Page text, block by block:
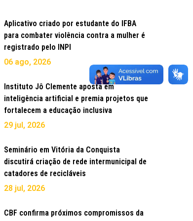
Aplicativo criado por estudante do IFBA
para combater violência contra a mulher é
registrado pelo INPI
06 ago, 2026
Instituto Jô Clemente aposta em
inteligência artificial e premia projetos que
fortalecem a educação inclusiva
29 jul, 2026
Seminário em Vitória da Conquista
discutirá criação de rede intermunicipal de
catadores de recicláveis
28 jul, 2026
CBF confirma próximos compromissos da